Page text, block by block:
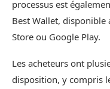
processus est
Best Wallet, disponible
Store ou Google Play.
Les acheteurs ont
disposition, y compris